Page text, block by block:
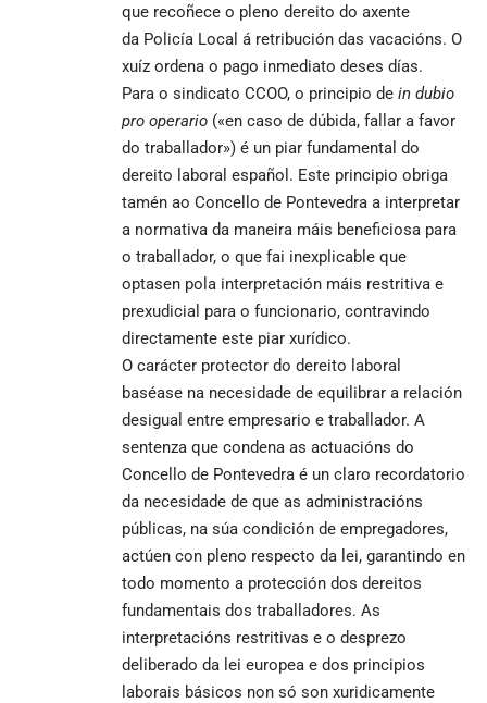
que recoñece o pleno dereito do axente
da Policía Local á retribución das vacacións. O
xuíz ordena o pago inmediato deses días.
Para o sindicato CCOO, o principio de in dubio
pro operario («en caso de dúbida, fallar a favor
do traballador») é un piar fundamental do
dereito laboral español. Este principio obriga
tamén ao Concello de Pontevedra a interpretar
a normativa da maneira máis beneficiosa para
o traballador, o que fai inexplicable que
optasen pola interpretación máis restritiva e
prexudicial para o funcionario, contravindo
directamente este piar xurídico.
O carácter protector do dereito laboral
baséase na necesidade de equilibrar a relación
desigual entre empresario e traballador. A
sentenza que condena as actuacións do
Concello de Pontevedra é un claro recordatorio
da necesidade de que as administracións
públicas, na súa condición de empregadores,
actúen con pleno respecto da lei, garantindo en
todo momento a protección dos dereitos
fundamentais dos traballadores. As
interpretacións restritivas e o desprezo
deliberado da lei europea e dos principios
laborais básicos non só son xuridicamente